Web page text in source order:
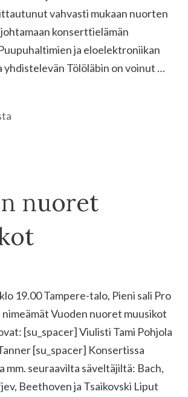
vahvasti mukaan nuorten
konserttielämän
ja eloelektroniikan
yhdistelevän Tölöläbin on voinut …
nuoret
19.00 Tampere-talo, Pieni sali Pro
nimeämät Vuoden nuoret muusikot
[su_spacer] Viulisti Tami Pohjola
[su_spacer] Konsertissa
mm. seuraavilta säveltäjiltä: Bach,
Beethoven ja Tsaikovski Liput